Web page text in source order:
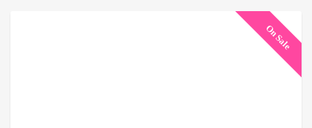
On Sale